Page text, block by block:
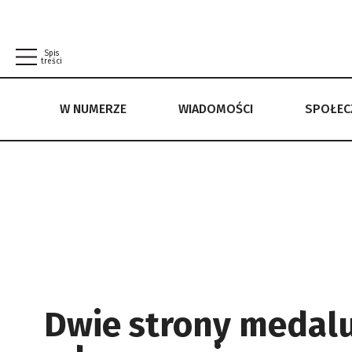
Spis
treści
W NUMERZE WIADOMOŚCI
W NUMERZE WIADOMOŚCI SPOŁECZEŃSTWO
Dwie strony